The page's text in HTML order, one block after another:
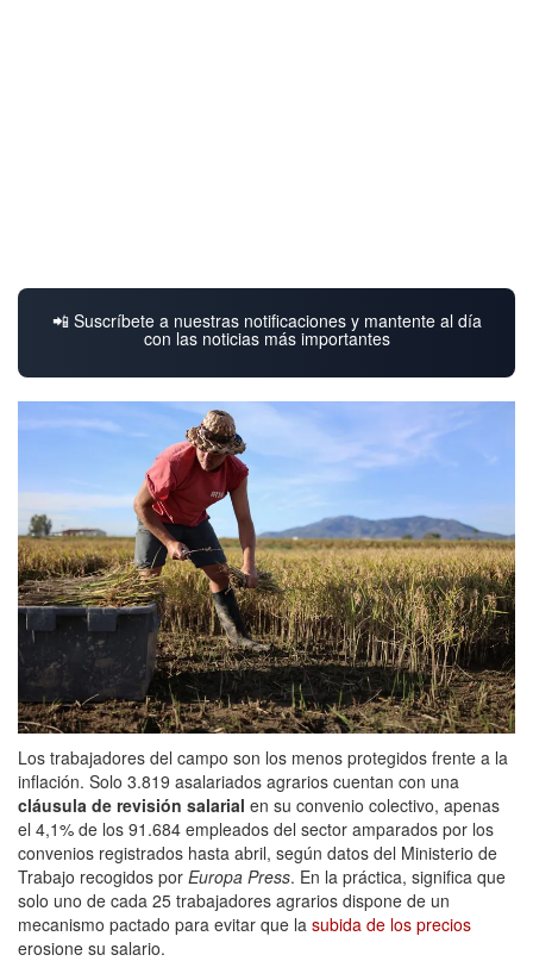
📲 Suscríbete a nuestras notificaciones y mantente al día
con las noticias más importantes
Los trabajadores del campo son los menos protegidos frente a la
inflación. Solo 3.819 asalariados agrarios cuentan con una
cláusula de revisión salarial en su convenio colectivo, apenas
el 4,1% de los 91.684 empleados del sector amparados por los
convenios registrados hasta abril, según datos del Ministerio de
Trabajo recogidos por Europa Press. En la práctica, significa que
solo uno de cada 25 trabajadores agrarios dispone de un
mecanismo pactado para evitar que la subida de los precios
erosione su salario.